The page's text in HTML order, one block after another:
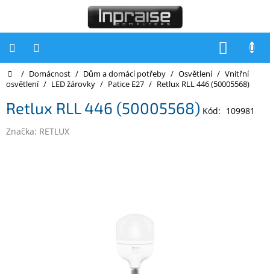
Počítače
Inpraise
Notebooky
Domů
/ Domácnost / Dům a domácí potřeby / Osvětlení / Vnitřní
osvětlení / LED žárovky / Patice E27 / Retlux RLL 446 (50005568)
Retlux RLL 446 (50005568) Kód: 109981
Značka: RETLUX